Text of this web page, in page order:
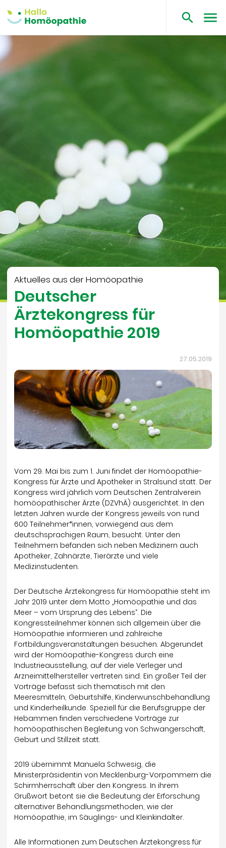
Aktuelles aus der Homöopathie
Deutscher
Ärztekongress für
Homöopathie 2019
27.05.2019
Vom 29. Mai bis zum 1. Juni findet der Homöopathie-
Kongress für Ärzte und Apotheker in Stralsund statt. Der
Kongress wird jährlich vom Deutschen Zentralverein
homöopathischer Ärzte (DZVhÄ) ausgerichtet. In den
letzten Jahren wurde der Kongress jeweils von rund
600 Teilnehmer*innen, vorwiegend aus dem
deutschsprachigen Raum, besucht. Unter den
Teilnehmern befanden sich neben Medizinern auch
Apotheker, Zahnärzte, Tierärzte und viele
Medizinstudenten.
Der Deutsche Ärztekongress für Homöopathie steht im
Jahr 2019 unter dem Motto „Homöopathie und das
Meer – vom Ursprung des Lebens“. Die
Kongressteilnehmer können sich allgemein über die
Homöopathie informieren und zahlreiche
Fortbildungsveranstaltungen besuchen. Abgerundet
wird der Homöopathie-Kongress durch eine
Industrieausstellung, auf der viele Verleger und
Arzneimittelhersteller vertreten sind. Ein großer Teil der
Vorträge befasst sich thematisch mit den
Meeresmitteln, Geburtshilfe, Kinderwunschbehandlung
und Kinderheilkunde. Speziell für die Berufsgruppe der
Hebammen finden verschiedene Vorträge zur
homöopathischen Begleitung von Schwangerschaft,
Geburt und Stillzeit statt.
2019 übernimmt Manuela Schwesig, die
Ministerpräsidentin von Mecklenburg-Vorpommern die
Schirmherrschaft über den Kongress. In ihrem
Grußwort betont sie die Bedeutung der Erforschung
alternativer Behandlungsmethoden, wie der
Homöopathie, im Säuglings- und Kleinkindalter.
Alle Informationen zum Deutschen Ärztekongress für